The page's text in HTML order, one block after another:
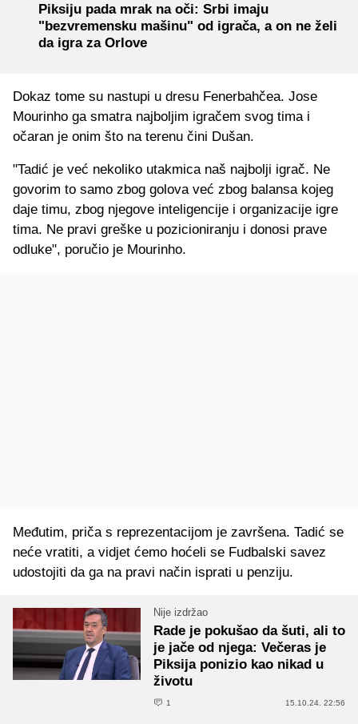
Piksiju pada mrak na oči: Srbi imaju
"bezvremensku mašinu" od igrača, a on ne želi
da igra za Orlove
Dokaz tome su nastupi u dresu Fenerbahčea. Jose
Mourinho ga smatra najboljim igračem svog tima i
očaran je onim što na terenu čini Dušan.
"Tadić je već nekoliko utakmica naš najbolji igrač. Ne
govorim to samo zbog golova već zbog balansa kojeg
daje timu, zbog njegove inteligencije i organizacije igre
tima. Ne pravi greške u pozicioniranju i donosi prave
odluke", poručio je Mourinho.
Međutim, priča s reprezentacijom je završena. Tadić se
neće vratiti, a vidjet ćemo hoćeli se Fudbalski savez
udostojiti da ga na pravi način isprati u penziju.
Nije izdržao
Rade je pokušao da šuti, ali to
je jače od njega: Večeras je
Piksija ponizio kao nikad u
životu
1 15.10.24. 22:56